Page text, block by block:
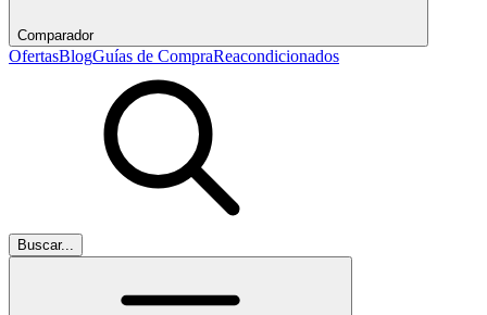
Comparador
OfertasBlogGuías de CompraReacondicionados
Buscar...